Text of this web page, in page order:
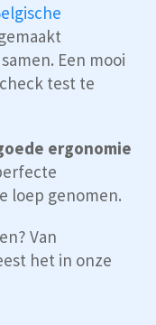
Een mooi
test te
ergonomie
loep genomen.
Van
het in onze